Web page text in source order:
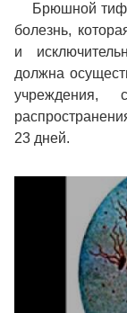
Брюшной тиф
болезнь,
и
должна
учреждения,
23 дней.